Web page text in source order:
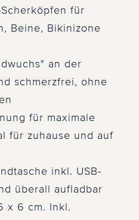
für
Beine, Bikinizone
an der
schmerzfrei, ohne
für maximale
für zuhause und auf
inkl. USB-
überall aufladbar
x 6 cm. Inkl.